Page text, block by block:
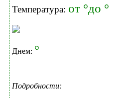
Температура: от °до °
Днем: °
Подробности: